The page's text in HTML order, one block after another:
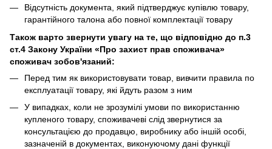
Відсутність документа, який підтверджує купівлю товару,
гарантійного талона або повної комплектації товару
Також варто звернути увагу на те, що відповідно до п.3
ст.4 Закону України «Про захист прав споживача»
споживач зобов'язаний:
Перед тим як використовувати товар, вивчити правила по
експлуатації товару, які йдуть разом з ним
У випадках, коли не зрозумілі умови по використанню
купленого товару, споживачеві слід звернутися за
консультацією до продавцю, виробнику або іншій особі,
зазначеній в документах, виконуючому дані функції